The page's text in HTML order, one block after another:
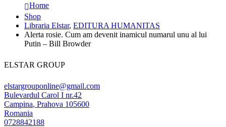
Home
Shop
Libraria Elstar, EDITURA HUMANITAS
Alerta rosie. Cum am devenit inamicul numarul unu al lui
Putin – Bill Browder
ELSTAR GROUP
elstargrouponline@gmail.com
Bulevardul Carol I nr.42
Campina, Prahova 105600
Romania
0728842188